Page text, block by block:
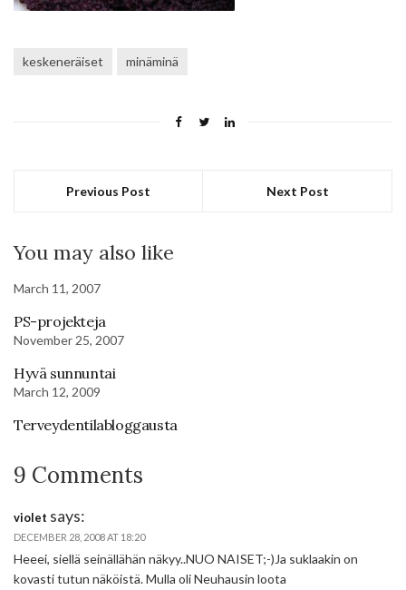
keskeneräiset minäminä
Previous Post Next Post
You may also like
March 11, 2007
PS-projekteja
November 25, 2007
Hyvä sunnuntai
March 12, 2009
Terveydentilabloggausta
9 Comments
violet says:
DECEMBER 28, 2008 AT 18:20
Heeei, siellä seinällähän näkyy..NUO NAISET;-)Ja suklaakin on
kovasti tutun näköistä. Mulla oli Neuhausin loota